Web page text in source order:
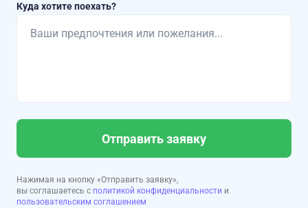
Куда хотите поехать?
Отправить заявку
Нажимая на кнопку «Отправить заявку»,
вы соглашаетесь с политикой конфиденциальности и
пользовательским соглашением